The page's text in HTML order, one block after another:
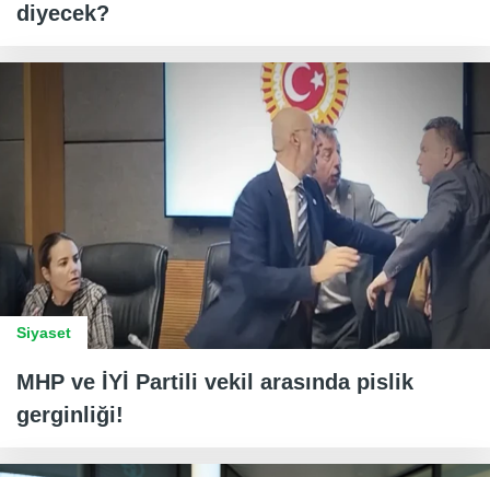
diyecek?
Siyaset
MHP ve İYİ Partili vekil arasında pislik
gerginliği!